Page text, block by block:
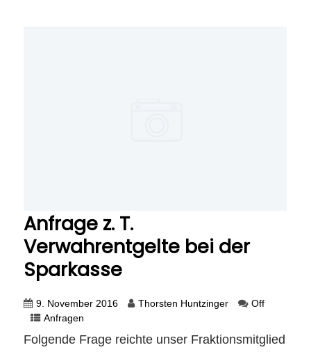
Anfrage z. T.
Verwahrentgelte bei der
Sparkasse
9. November 2016 Thorsten Huntzinger
Off
Anfragen
Folgende Frage reichte unser Fraktionsmitglied